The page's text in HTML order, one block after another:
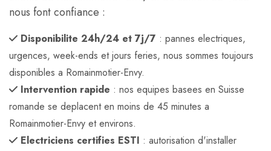
nous font confiance :
Disponibilite 24h/24 et 7j/7 : pannes electriques,
urgences, week-ends et jours feries, nous sommes toujours
disponibles a Romainmotier-Envy.
Intervention rapide : nos equipes basees en Suisse
romande se deplacent en moins de 45 minutes a
Romainmotier-Envy et environs.
Electriciens certifies ESTI : autorisation d'installer